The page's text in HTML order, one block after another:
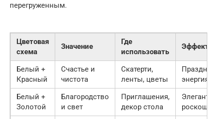
перегруженным.
Цветовая
схема
Значение
Где
использовать
Эффект
Белый +
Красный
Счастье и
чистота
Скатерти,
ленты, цветы
энергия
Белый +
Золотой
Благородство
и свет
Приглашения,
декор стола
роскошь